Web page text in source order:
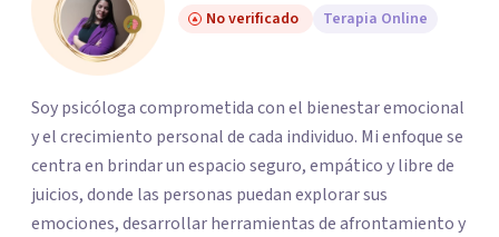
No verificado Terapia Online
Soy psicóloga comprometida con el bienestar emocional
y el crecimiento personal de cada individuo. Mi enfoque se
centra en brindar un espacio seguro, empático y libre de
juicios, donde las personas puedan explorar sus
emociones, desarrollar herramientas de afrontamiento y